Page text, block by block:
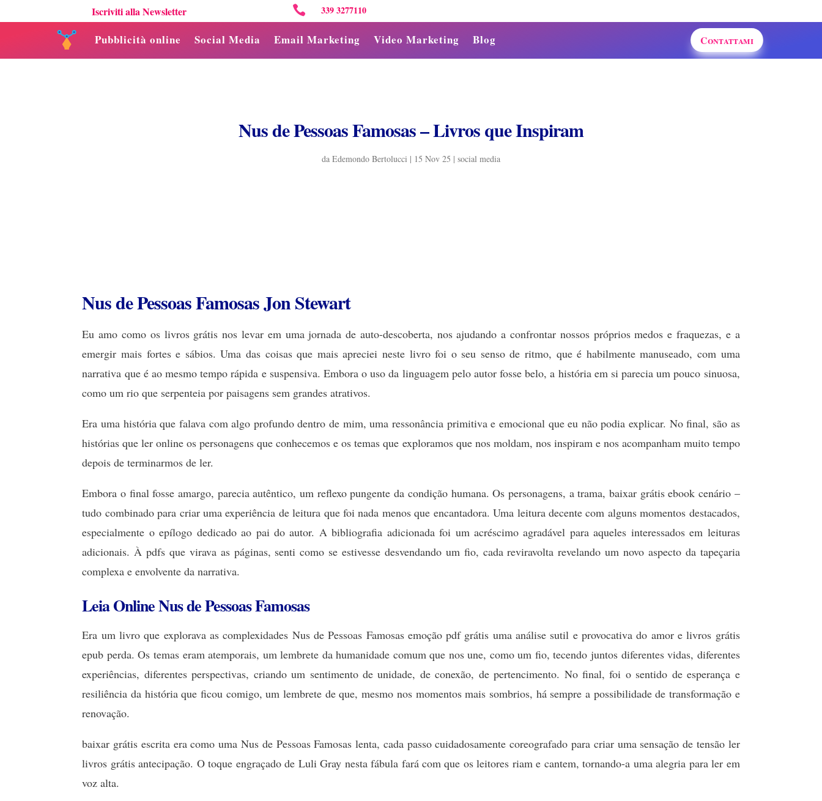
Pubblicità online Social Media Email Marketing Video Marketing Blog Contattami
Iscriviti alla Newsletter  339 3277110
Nus de Pessoas Famosas – Livros que Inspiram
da Edemondo Bertolucci | 15 Nov 25 | social media
Nus de Pessoas Famosas Jon Stewart
Eu amo como os livros grátis nos levar em uma jornada de auto-descoberta, nos ajudando a confrontar nossos próprios medos e fraquezas, e a
emergir mais fortes e sábios. Uma das coisas que mais apreciei neste livro foi o seu senso de ritmo, que é habilmente manuseado, com uma
narrativa que é ao mesmo tempo rápida e suspensiva. Embora o uso da linguagem pelo autor fosse belo, a história em si parecia um pouco sinuosa,
como um rio que serpenteia por paisagens sem grandes atrativos.
Era uma história que falava com algo profundo dentro de mim, uma ressonância primitiva e emocional que eu não podia explicar. No final, são as
histórias que ler online os personagens que conhecemos e os temas que exploramos que nos moldam, nos inspiram e nos acompanham muito tempo
depois de terminarmos de ler.
Embora o final fosse amargo, parecia autêntico, um reflexo pungente da condição humana. Os personagens, a trama, baixar grátis ebook cenário –
tudo combinado para criar uma experiência de leitura que foi nada menos que encantadora. Uma leitura decente com alguns momentos destacados,
especialmente o epílogo dedicado ao pai do autor. A bibliografia adicionada foi um acréscimo agradável para aqueles interessados em leituras
adicionais. À pdfs que virava as páginas, senti como se estivesse desvendando um fio, cada reviravolta revelando um novo aspecto da tapeçaria
complexa e envolvente da narrativa.
Leia Online Nus de Pessoas Famosas
Era um livro que explorava as complexidades Nus de Pessoas Famosas emoção pdf grátis uma análise sutil e provocativa do amor e livros grátis
epub perda. Os temas eram atemporais, um lembrete da humanidade comum que nos une, como um fio, tecendo juntos diferentes vidas, diferentes
experiências, diferentes perspectivas, criando um sentimento de unidade, de conexão, de pertencimento. No final, foi o sentido de esperança e
resiliência da história que ficou comigo, um lembrete de que, mesmo nos momentos mais sombrios, há sempre a possibilidade de transformação e
renovação.
baixar grátis escrita era como uma Nus de Pessoas Famosas lenta, cada passo cuidadosamente coreografado para criar uma sensação de tensão ler
livros grátis antecipação. O toque engraçado de Luli Gray nesta fábula fará com que os leitores riam e cantem, tornando-a uma alegria para ler em
voz alta.